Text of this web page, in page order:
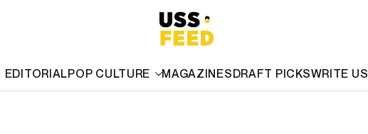
EDITORIALPOP CULTURE MAGAZINESDRAFT PICKSWRITE US